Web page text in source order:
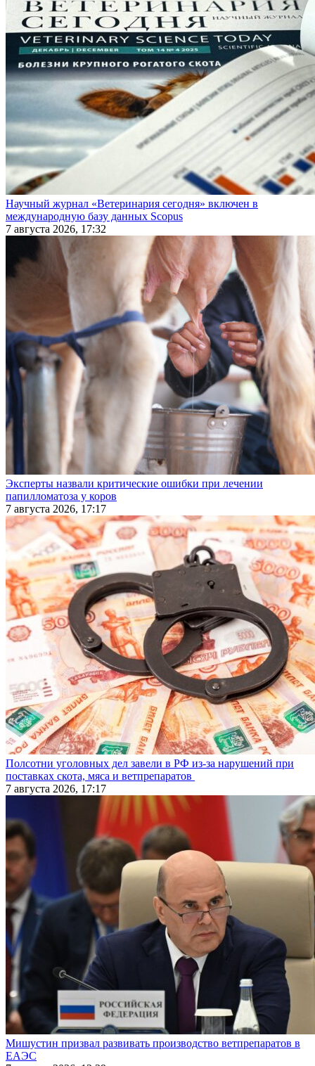
Научный журнал «Ветеринария сегодня» включен в
международную базу данных Scopus
7 августа 2026, 17:32
Эксперты назвали критические ошибки при лечении
папилломатоза у коров
7 августа 2026, 17:17
Полсотни уголовных дел завели в РФ из-за нарушений при
поставках скота, мяса и ветпрепаратов
7 августа 2026, 17:17
Мишустин призвал развивать производство ветпрепаратов в
ЕАЭС